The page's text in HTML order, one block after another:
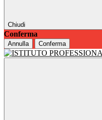
Chiudi
Conferma
Annulla Conferma